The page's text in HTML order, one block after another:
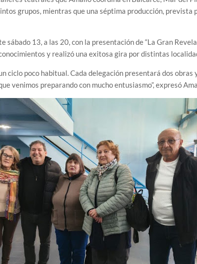
grupos, mientras que una séptima producción, prevista
sábado 13, a las 20, con la presentación de “La Gran
y realizó una exitosa gira por distintas
ciclo poco habitual. Cada delegación presentará dos
venimos preparando con mucho entusiasmo”, expresó